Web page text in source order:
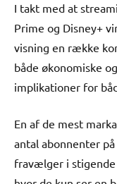
I takt med at
Prime og Disney+
visning en række
både økonomiske
implikationer for
En af de mest
antal abonnenter
fravælger i